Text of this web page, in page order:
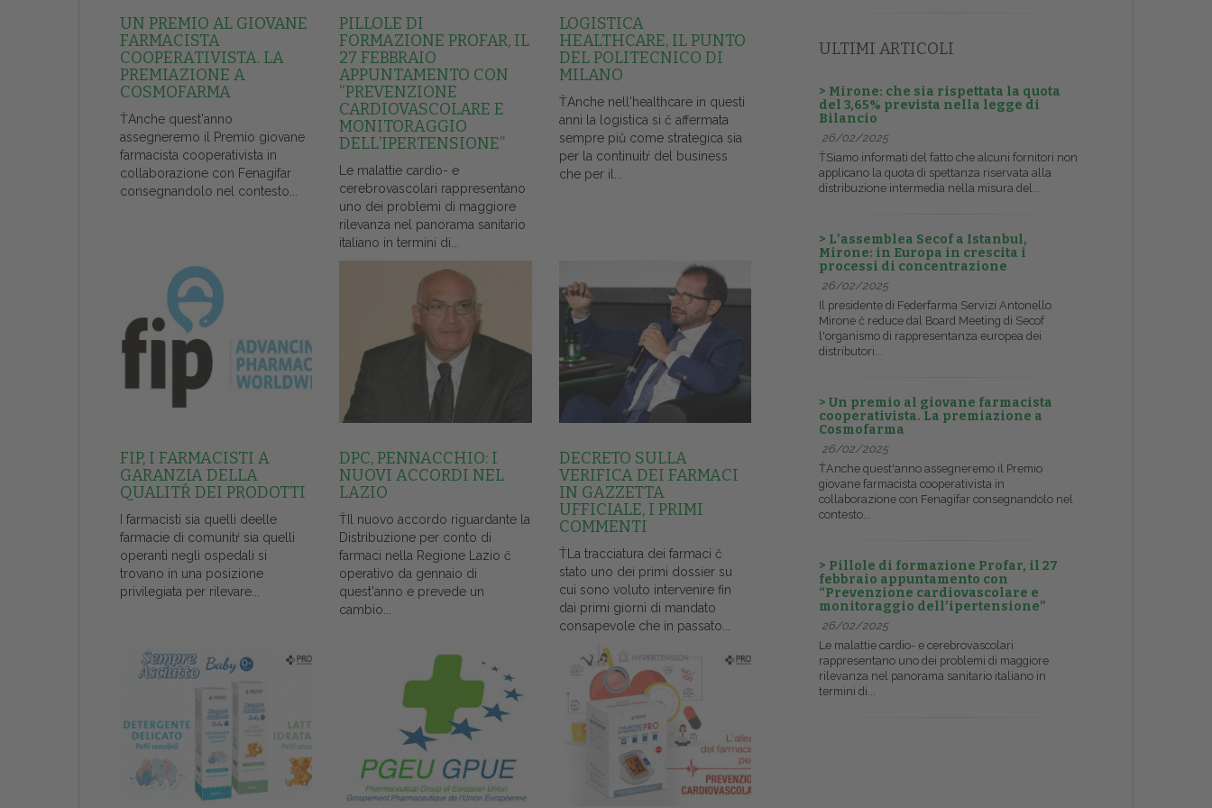
UN PREMIO AL GIOVANE
FARMACISTA
COOPERATIVISTA. LA
PREMIAZIONE A
COSMOFARMA
ŤAnche quest'anno
assegneremo il Premio giovane
farmacista cooperativista in
collaborazione con Fenagifar
consegnandolo nel contesto...
PILLOLE DI
FORMAZIONE PROFAR, IL
27 FEBBRAIO
APPUNTAMENTO CON
“PREVENZIONE
CARDIOVASCOLARE E
MONITORAGGIO
DELL’IPERTENSIONE”
Le malattie cardio- e
cerebrovascolari rappresentano
uno dei problemi di maggiore
rilevanza nel panorama sanitario
italiano in termini di...
LOGISTICA
HEALTHCARE, IL PUNTO
DEL POLITECNICO DI
MILANO
ŤAnche nell'healthcare in questi
anni la logistica si č affermata
sempre piů come strategica sia
per la continuitŕ del business
che per il...
FIP, I FARMACISTI A
GARANZIA DELLA
QUALITŔ DEI PRODOTTI
I farmacisti sia quelli deelle
farmacie di comunitŕ sia quelli
operanti negli ospedali si
trovano in una posizione
privilegiata per rilevare...
DPC, PENNACCHIO: I
NUOVI ACCORDI NEL
LAZIO
ŤIl nuovo accordo riguardante la
Distribuzione per conto di
farmaci nella Regione Lazio č
operativo da gennaio di
quest'anno e prevede un
cambio...
DECRETO SULLA
VERIFICA DEI FARMACI
IN GAZZETTA
UFFICIALE, I PRIMI
COMMENTI
ŤLa tracciatura dei farmaci č
stato uno dei primi dossier su
cui sono voluto intervenire fin
dai primi giorni di mandato
consapevole che in passato...
ULTIMI ARTICOLI
> Mirone: che sia rispettata la quota
del 3,65% prevista nella legge di
Bilancio
26/02/2025
ŤSiamo informati del fatto che alcuni fornitori non
applicano la quota di spettanza riservata alla
distribuzione intermedia nella misura del...
> L’assemblea Secof a Istanbul,
Mirone: in Europa in crescita i
processi di concentrazione
26/02/2025
Il presidente di Federfarma Servizi Antonello
Mirone č reduce dal Board Meeting di Secof
l'organismo di rappresentanza europea dei
distributori...
> Un premio al giovane farmacista
cooperativista. La premiazione a
Cosmofarma
26/02/2025
ŤAnche quest'anno assegneremo il Premio
giovane farmacista cooperativista in
collaborazione con Fenagifar consegnandolo nel
contesto...
> Pillole di formazione Profar, il 27
febbraio appuntamento con
“Prevenzione cardiovascolare e
monitoraggio dell’ipertensione”
26/02/2025
Le malattie cardio- e cerebrovascolari
rappresentano uno dei problemi di maggiore
rilevanza nel panorama sanitario italiano in
termini di...